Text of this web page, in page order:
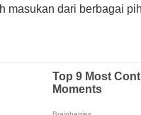
masukan dari berbagai